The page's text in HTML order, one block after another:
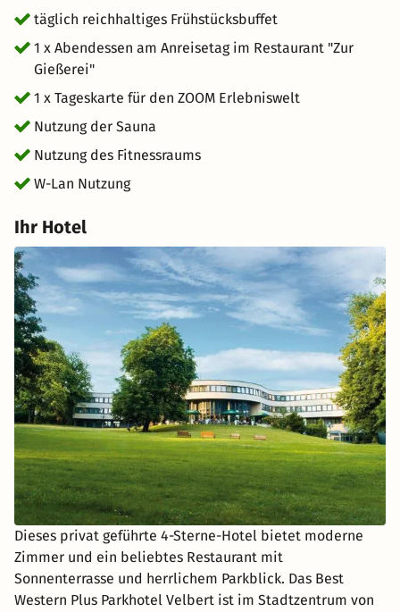
Tiere – ohne sichtbare Grenzen und Stallungen. Hier
können Sie die Tierarten ferner Kontinente aus nächster
Nähe beobachten: inmitten der Unterwasserwelt von
Eisbären und Seelöwen, in der Dschungelhalle bei den
Schimpansen oder direkt Auge in Auge mit den Löwen. In
der ZOOM Erlebniswelt gehen Sie auf Expeditionstour
durch die Erlebniswelten Afrika, Alaska und Asien.
täglich reichhaltiges Frühstücksbuffet
1 x Abendessen am Anreisetag im Restaurant "Zur
Gießerei"
1 x Tageskarte für den ZOOM Erlebniswelt
Nutzung der Sauna
Nutzung des Fitnessraums
W-Lan Nutzung
Ihr Hotel
Dieses privat geführte 4-Sterne-Hotel bietet moderne
Zimmer und ein beliebtes Restaurant mit
Sonnenterrasse und herrlichem Parkblick. Das Best
Western Plus Parkhotel Velbert ist im Stadtzentrum von